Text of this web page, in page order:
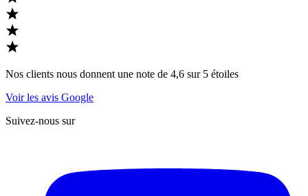
Nos clients nous donnent une note de 4,6 sur 5 étoiles
Voir les avis Google
Suivez-nous sur